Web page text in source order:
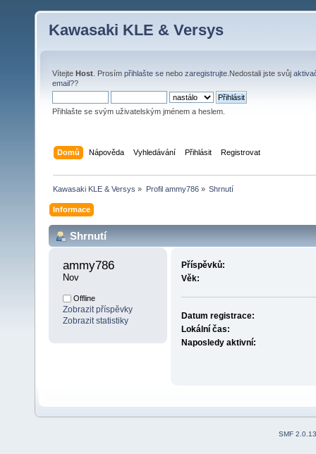
Kawasaki KLE & Versys
Vítejte Host . Prosím přihlašte se nebo zaregistrujte .Nedostali jste svůj
email??
Přihlašte se svým uživatelským jménem a heslem.
Domů Nápověda Vyhledávání Přihlásit Registrovat
Kawasaki KLE & Versys » Profil ammy786» Shrnutí
Informace
Shrnutí
ammy786
Nov
Offline
Zobrazit příspěvky
Zobrazit statistiky
Příspěvků:
Věk:
Datum registrace:
Lokální čas:
Naposledy aktivní:
SMF 2.0.13